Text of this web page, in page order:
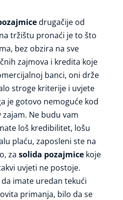
drugačije od
tržištu pronaći je to što
bez obzira na sve
zajmova i kredita koje
banci, oni drže
stroge kriterije i uvjete
je gotovo nemoguće kod
Ne budu vam
loš kredibilitet, lošu
plaću, zaposleni ste na
za solida pozajmicekoje
uvjeti ne postoje.
imate uredan tekući
primanja, bilo da se